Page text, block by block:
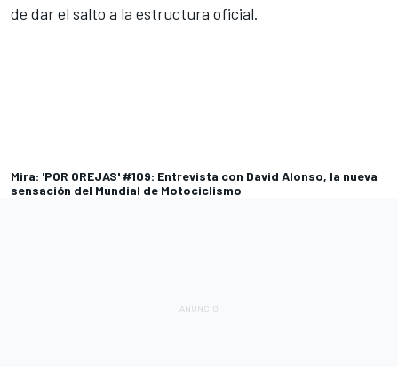
de dar el salto a la estructura oficial.
Mira: 'POR OREJAS' #109: Entrevista con David Alonso, la nueva
sensación del Mundial de Motociclismo